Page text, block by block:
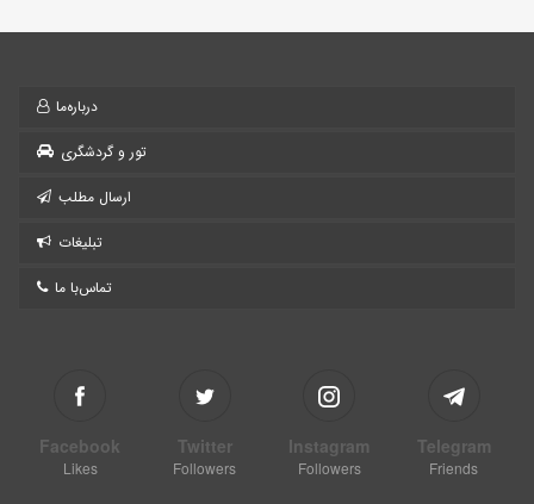
درباره‌ما
تور و گردشگری
ارسال مطلب
تبلیغات
تماس‌با ما
Facebook
Likes
Twitter
Followers
Instagram
Followers
Telegram
Friends